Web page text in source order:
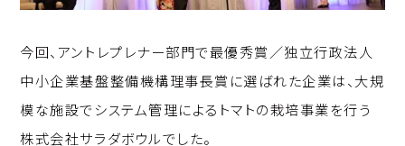
今回、アントレプレナー部門で最優秀賞／独立行政法人
中小企業基盤整備機構理事長賞に選ばれた企業は、大規
模な施設でシステム管理によるトマトの栽培事業を行う
株式会社サラダボウルでした。